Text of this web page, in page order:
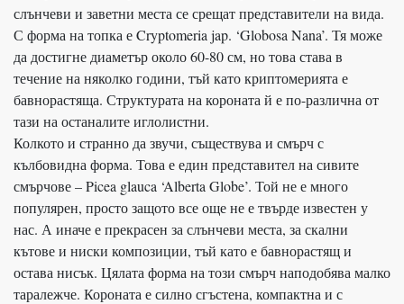
слънчеви и заветни места се срещат представители на вида.
С форма на топка е Cryptomeria jap. ‘Globosa Nana’. Тя може
да достигне диаметър около 60-80 см, но това става в
течение на няколко години, тъй като криптомерията е
бавнорастяща. Структурата на короната й е по-различна от
тази на останалите иглолистни.
Колкото и странно да звучи, съществува и смърч с
кълбовидна форма. Това е един представител на сивите
смърчове – Picea glauca ‘Alberta Globe’. Той не е много
популярен, просто защото все още не е твърде известен у
нас. А иначе е прекрасен за слънчеви места, за скални
кътове и ниски композиции, тъй като е бавнорастящ и
остава нисък. Цялата форма на този смърч наподобява малко
таралежче. Короната е силно сгъстена, компактна и с